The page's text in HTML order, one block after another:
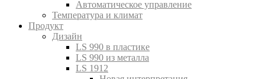
Автоматическое управление
Температура и климат
Продукт
Дизайн
LS 990 в пластике
LS 990 из металла
LS 1912